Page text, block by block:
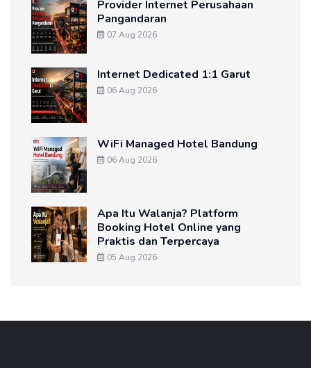
Provider Internet Perusahaan
Pangandaran
07 Aug 2026
Internet Dedicated 1:1 Garut
06 Aug 2026
WiFi Managed Hotel Bandung
06 Aug 2026
Apa Itu Walanja? Platform
Booking Hotel Online yang
Praktis dan Terpercaya
05 Aug 2026